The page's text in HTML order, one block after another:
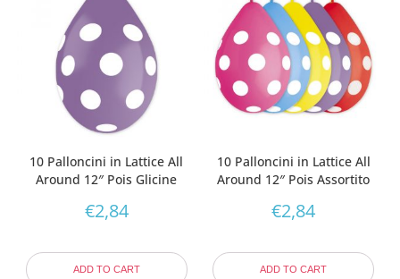
10 Palloncini in Lattice All
Around 12″ Pois Glicine
€2,84
ADD TO CART
10 Palloncini in Lattice All
Around 12″ Pois Assortito
€2,84
ADD TO CART